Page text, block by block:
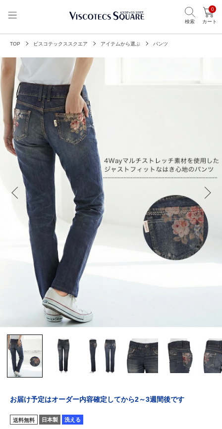
検索
0
カート
TOP ビスコテックススクエア アイテムから選ぶ パンツ
お届け予定はオーダー内容確定してから2～3週間後です
送料無料 日本製 洗える